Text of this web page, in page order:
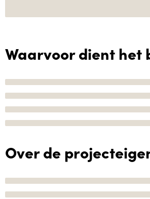
Waarvoor dient het
Over de